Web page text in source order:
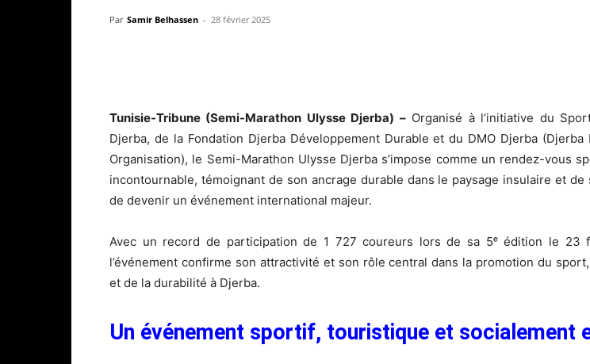
Par Samir Belhassen - 28 février 2025
Tunisie-Tribune (Semi-Marathon Ulysse Djerba) –Organisé à l’initiative du
Djerba, de la Fondation Djerba Développement Durable et du DMO Djerba (Djerba
Organisation), le Semi-Marathon Ulysse Djerba s’impose comme un rendez-vous
incontournable, témoignant de son ancrage durable dans le paysage insulaire et de
de devenir un événement international majeur.
Avec un record de participation de 1 727 coureurs lors de sa 5ᵉ édition le 23
l’événement confirme son attractivité et son rôle central dans la promotion du
et de la durabilité à Djerba.
Un événement sportif, touristique et socialement